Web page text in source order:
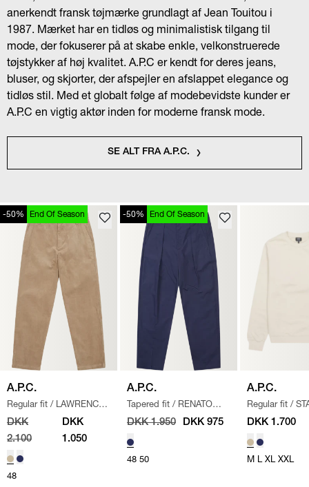
anerkendt fransk tøjmærke grundlagt af Jean Touitou i
1987. Mærket har en tidløs og minimalistisk tilgang til
mode, der fokuserer på at skabe enkle, velkonstruerede
tøjstykker af høj kvalitet. A.P.C er kendt for deres jeans,
bluser, og skjorter, der afspejler en afslappet elegance og
tidløs stil. Med et globalt følge af modebevidste kunder er
A.P.C en vigtig aktør inden for moderne fransk mode.
SE ALT FRA A.P.C.
-50% End Of Season
A.P.C.
Regular fit / LAWRENCE
BUKSER
BEIGE
DKK
2.100
DKK
1.050
48
-50% End Of Season
A.P.C.
Tapered fit / RENATO
BUKSER / NAVY
DKK 1.950 DKK 975
48 50
A.P.C.
Regular fit /
LOGO
DKK 1.700
M L XL XXL